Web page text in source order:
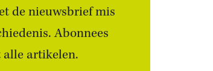
de nieuwsbrief mis
Abonnees
alle artikelen.